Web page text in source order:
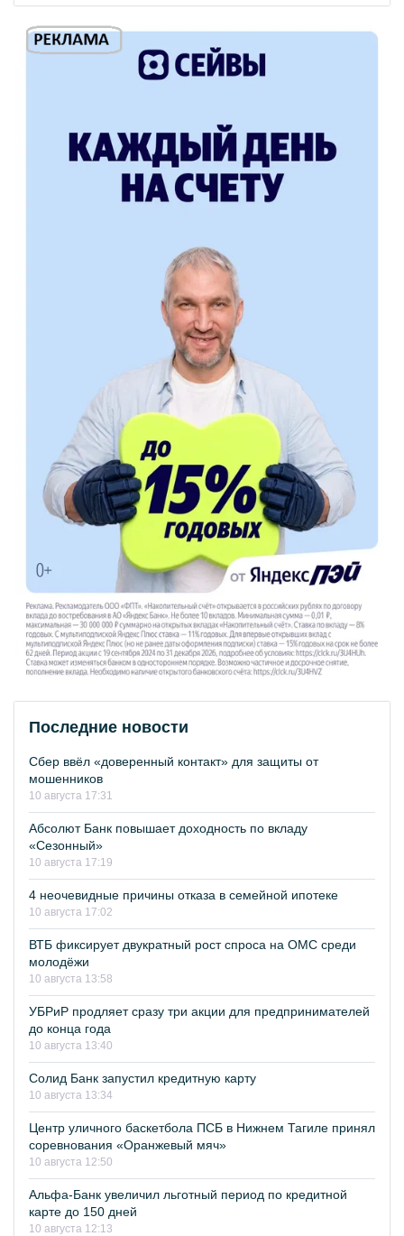
Последние новости
Сбер ввёл «доверенный контакт» для защиты от
мошенников
10 августа 17:31
Абсолют Банк повышает доходность по вкладу
«Сезонный»
10 августа 17:19
4 неочевидные причины отказа в семейной ипотеке
10 августа 17:02
ВТБ фиксирует двукратный рост спроса на ОМС среди
молодёжи
10 августа 13:58
УБРиР продляет сразу три акции для предпринимателей
до конца года
10 августа 13:40
Солид Банк запустил кредитную карту
10 августа 13:34
Центр уличного баскетбола ПСБ в Нижнем Тагиле принял
соревнования «Оранжевый мяч»
10 августа 12:50
Альфа-Банк увеличил льготный период по кредитной
карте до 150 дней
10 августа 12:13